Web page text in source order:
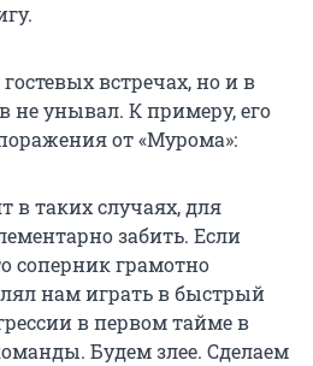
встречах, но и в
не унывал. К примеру, его
от «Мурома»:
в таких случаях, для
забить. Если
соперник грамотно
нам играть в быстрый
в первом тайме в
Будем злее. Сделаем